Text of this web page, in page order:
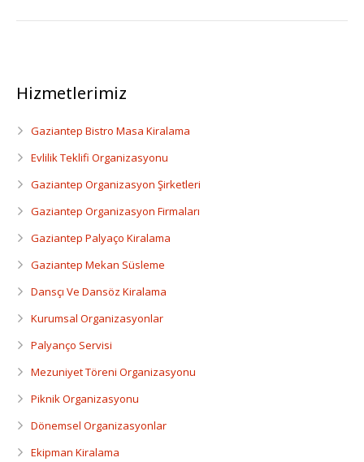
Dansçı Ve Dansöz Kiralama
Gaziantep Organizasyon
Hizmetlerimiz
Gaziantep Bistro Masa Kiralama
Evlilik Teklifi Organizasyonu
Gaziantep Organizasyon Şirketleri
Gaziantep Organizasyon Firmaları
Gaziantep Palyaço Kiralama
Gaziantep Mekan Süsleme
Dansçı Ve Dansöz Kiralama
Kurumsal Organizasyonlar
Palyanço Servisi
Mezuniyet Töreni Organizasyonu
Piknik Organizasyonu
Dönemsel Organizasyonlar
Ekipman Kiralama